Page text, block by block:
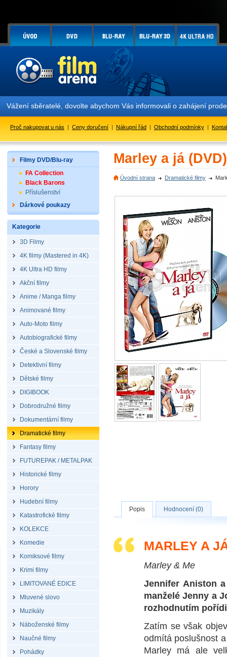
Vážení sběratelé, dovolte abychom Vás informovali o zahájení
Proč nakupovat u nás | Ceny doručení | Nákupní řád | Obchodní podmínky |
Filmy DVD/Blu-ray
FA Collection
Black Barons
Příslušenství
Dárkové poukazy
Kategorie
3D Filmy
4K filmy (Mastered in 4K)
4K Ultra HD filmy
Akční filmy
Anime / Manga filmy
Animované filmy
Auto-Moto filmy
Autobiografické filmy
České a Slovenské filmy
Detektivní filmy
Dětské filmy
DIGIBOOK
Dobrodružné filmy
Dokumentární filmy
Dramatické filmy
Fantasy filmy
FUTUREPAK / METALPAK
Historické filmy
Horory
Hudební filmy
Katastrofické filmy
KOLEKCE
Komedie
Komiksové filmy
Krimi filmy
LIMITOVANÉ EDICE
Mluvené slovo
Muzikály
Náboženské filmy
Naučné filmy
Pohádky
Marley a já (DVD)
Úvodní strana Dramatické filmy
Popis Hodnocení (0)
MARLEY A
Marley & Me
Jennifer Aniston
manželé Jenny a
rozhodnutím
Zatím se však
odmítá poslušnost
Marley má ale